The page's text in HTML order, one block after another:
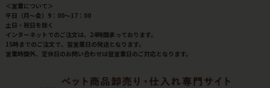
＜営業について＞
平日（月～金）9：00～17：00
土日・祝日を除く
インターネットでのご注文は、24時間承っております。
15時までのご注文で、翌営業日の発送となります。
営業時間外、定休日のお問い合わせは翌営業日のご対応となります。